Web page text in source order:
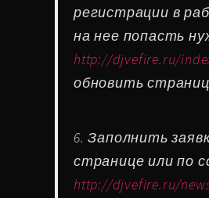
регистрации в
на нее попасть
http://djvefire.ru/
обновить
6. Заполнить
странице или по
http://djvefire.ru/